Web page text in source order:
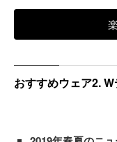
おすすめウェア2.